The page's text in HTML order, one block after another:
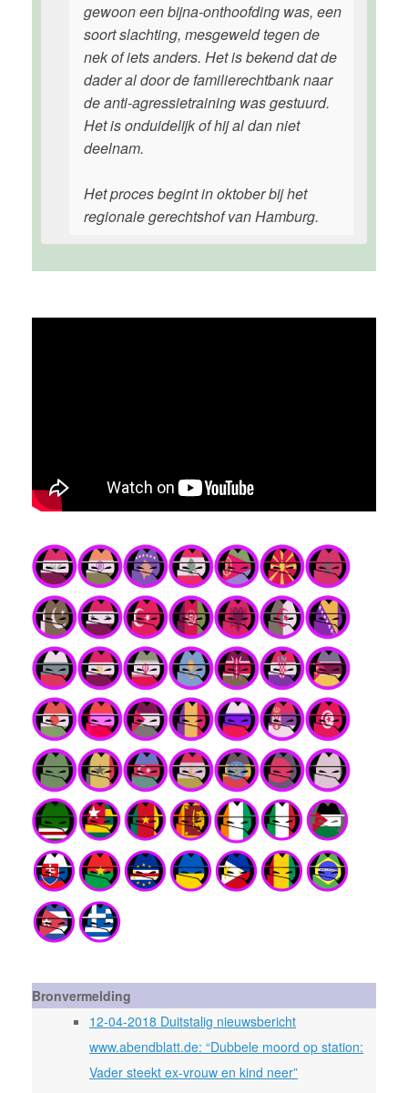
gewoon een bijna-onthoofding was, een
soort slachting, mesgeweld tegen de
nek of iets anders. Het is bekend dat de
dader al door de familierechtbank naar
de anti-agressietraining was gestuurd.
Het is onduidelijk of hij al dan niet
deelnam.
Het proces begint in oktober bij het
regionale gerechtshof van Hamburg.
Bronvermelding
12-04-2018 Duitstalig nieuwsbericht
www.abendblatt.de: “Dubbele moord op station:
Vader steekt ex-vrouw en kind neer”